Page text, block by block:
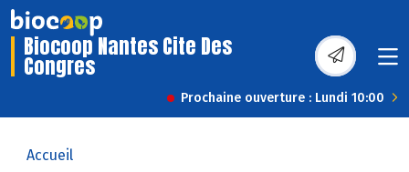
Biocoop Nantes Cite Des
Congres
Prochaine ouverture : Lundi 10:00
Accueil